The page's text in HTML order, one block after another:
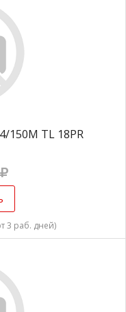
150M TL 18PR
3 раб. дней)